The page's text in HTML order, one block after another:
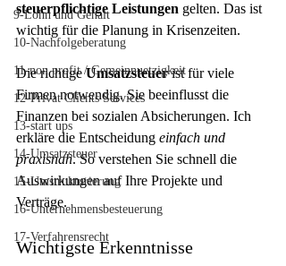
9-Lohn und Gehalt
10-Nachfolgeberatung
11-non profit / Gemeinnuetzigkeit
12-Privat Clients Services
13-start ups
14-Umsatzsteuer
15-Umstrukturierung
16-Unternehmensbesteuerung
17-Verfahrensrecht
steuerpflichtige Leistungen gelten. Das ist
wichtig für die Planung in Krisenzeiten.
Die richtige Umsatzsteuer ist für viele
Firmen notwendig. Sie beeinflusst die
Finanzen bei sozialen Absicherungen. Ich
erkläre die Entscheidung einfach und
praxisnah. So verstehen Sie schnell die
Auswirkungen auf Ihre Projekte und
Verträge.
Wichtigste Erkenntnisse